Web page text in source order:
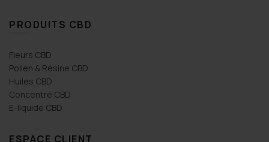
PRODUITS CBD
Fleurs CBD
Pollen & Résine CBD
Huiles CBD
Concentré CBD
E-liquide CBD
ESPACE CLIENT